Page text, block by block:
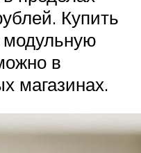
Купить
в
магазинах.